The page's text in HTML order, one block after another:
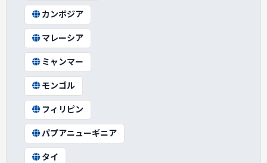
カンボジア
マレーシア
ミャンマー
モンゴル
フィリピン
パプアニューギニア
タイ